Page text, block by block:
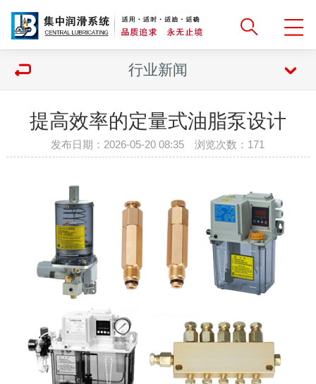
行业新闻
提高效率的定量式油脂泵设计
发布日期：2026-05-20 08:35 浏览次数： 171